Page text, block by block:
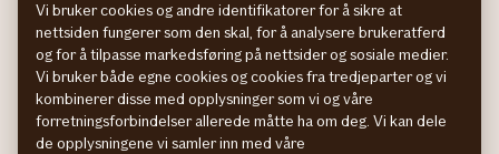
reiseforsikringsbevis
Bestille Grønt kort
Bestille
skademeldingsskjema for
Finansportalen
Vi bruker cookies og andre identifikatorer for å sikre at
nettsiden fungerer som den skal, for å analysere brukeratferd
og for å tilpasse markedsføring på nettsider og sosiale medier.
Vi bruker både egne cookies og cookies fra tredjeparter og vi
kombinerer disse med opplysninger som vi og våre
forretningsforbindelser allerede måtte ha om deg. Vi kan dele
de opplysningene vi samler inn med våre